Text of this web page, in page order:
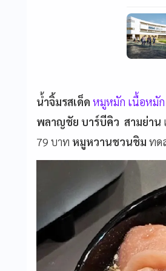
น้ำจิ้มรสเด็ด หมูหมัก เนื้อหมัก
พลาญชัย บาร์บีคิว สามย่าน
79 บาท หมูหวานชวนชิม ทด